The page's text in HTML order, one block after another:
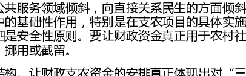
分散的项目建设目标向产业建设目标转变，把优势农业与延伸发展产业链衔起来，
做大做强优势产业，特色农业和品牌农业，在保持不低于财政收入增长比例的力
度，对农业投入的同时，应对现有支农资金进行整合梳理，合理配置，按照渠道不
产业链配套建设目标的根本转变，逐步形成多元化的农业投入机制，推进规模农